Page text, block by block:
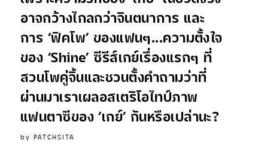
อาจกว้างไกลกว่าจินตนาการ และ
การ ‘ฟิคโพ’ ของแฟนๆ...ความตั้งใจ
ของ ‘Shine’ ซีรีส์เกย์เรื่องแรกๆ ที่
สวนโพคู่จิ้นและชวนตั้งคำถามว่าที่
ผ่านมาเราเผลอสเตริโอไทป์ภาพ
แฟนตาซีของ ‘เกย์’ กันหรือเปล่านะ?
by PATCHSITA